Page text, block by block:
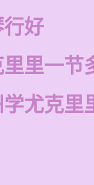
好
里一节
尤克里